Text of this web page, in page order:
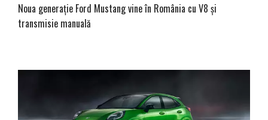
Noua generație Ford Mustang vine în România cu V8 și
transmisie manuală